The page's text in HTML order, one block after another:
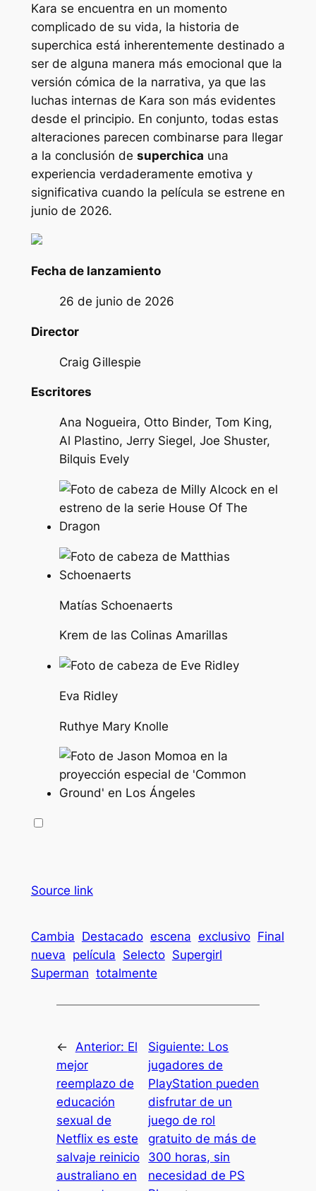
Kara se encuentra en un momento
complicado de su vida, la historia de
superchica está inherentemente destinado a
ser de alguna manera más emocional que la
versión cómica de la narrativa, ya que las
luchas internas de Kara son más evidentes
desde el principio. En conjunto, todas estas
alteraciones parecen combinarse para llegar
a la conclusión de superchica una
experiencia verdaderamente emotiva y
significativa cuando la película se estrene en
junio de 2026.
Fecha de lanzamiento
26 de junio de 2026
Director
Craig Gillespie
Escritores
Ana Nogueira, Otto Binder, Tom King,
Al Plastino, Jerry Siegel, Joe Shuster,
Bilquis Evely
Matías Schoenaerts
Krem de las Colinas Amarillas
Eva Ridley
Ruthye Mary Knolle
Source link
Cambia Destacado escena exclusivo Final
nueva película Selecto Supergirl
Superman totalmente
← Anterior: El
mejor
reemplazo de
educación
sexual de
Netflix es este
salvaje reinicio
australiano en
Siguiente: Los
jugadores de
PlayStation pueden
disfrutar de un
juego de rol
gratuito de más de
300 horas, sin
necesidad de PS